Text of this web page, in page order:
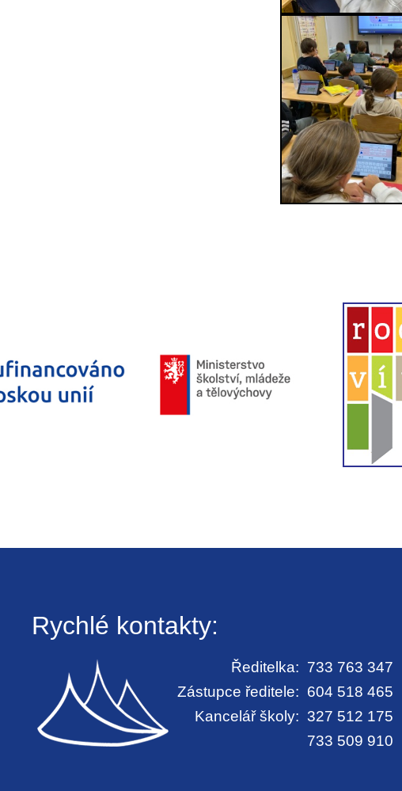
Rychlé kontakty:
Ředitelka: 733 763 347
Zástupce ředitele: 604 518 465
Kancelář školy: 327 512 175
733 509 910